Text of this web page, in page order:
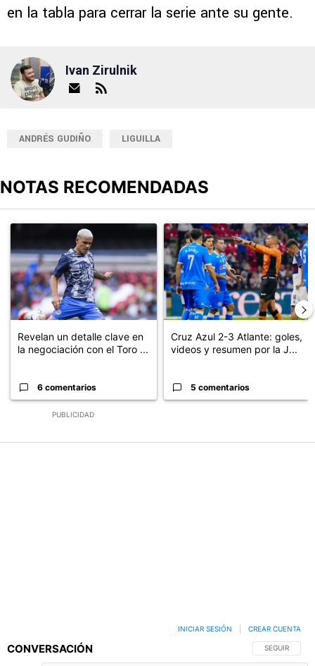
en la tabla para cerrar la serie ante su gente.
Ivan Zirulnik
ANDRÉS GUDIÑO LIGUILLA
NOTAS RECOMENDADAS
PUBLICIDAD
Un artículo de tendencia con el título "Revelan un detalle clave
Revelan un detalle clave en
la negociación con el Toro ...
6 comentarios
Un artículo de tendencia con el
Cruz Azul 2-3 Atlante: goles,
videos y resumen por la J...
5 comentarios
CONVERSACIÓN SIGA ESTA
SEGUIR
INICIAR SESIÓN CREAR CUENTA